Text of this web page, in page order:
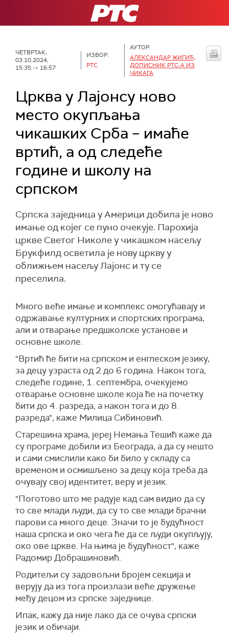
РТС
ЧЕТВРТАК,
03.10.2024,
15:35 -> 16:57
ИЗВОР:
РТС
АУТОР:
АЛЕКСАНДАР ЖИГИЋ,
ДОПИСНИК РТС-А ИЗ
ЧИКАГА
Црква у Лајонсу ново
место окупљања
чикашких Срба – имаће
вртић, а од следеће
године и школу на
српском
Српска заједница у Америци добила је ново
имање од којег се пуно очекује. Парохија
цркве Светог Николе у чикашком насељу
Брукфилд осветила је нову цркву у
оближњем насељу Лајонс и ту се
преселила.
Много веће имање и комплекс омогућавају и
одржавање културних и спортских програма,
али и отварање предшколске установе и
основне школе.
"Вртић ће бити на српском и енглеском језику,
за децуузраста од 2 до 6 година. Након тога,
следеће године, 1. септембра, очекујемо
отварање основне школе која ће на почетку
бити до 4. разреда, а након тога и до 8.
разреда", каже Милица Сибиновић.
Старешина храма, јереј Немања Тешић каже да
су програме добили из Београда, а да су нешто
и сами смислили како би било у складу са
временом и осмишљено за децу која треба да
очувају свој идентитет, веру и језик.
"Поготово што ме радује кад сам видио да су
то све млади људи, да су то све млади брачни
парови са много деце. Значи то је будућност
наша српска и око чега ће да се људи окупљују,
око ове цркве. На њима је будућност", каже
Радомир Добрашиновић.
Родитељи су задовољни бројем секција и
верују да из тога произлази веће дружење
међу децом из српске заједнице.
Ипак, кажу да није лако да се очува српски
језик и обичаји.